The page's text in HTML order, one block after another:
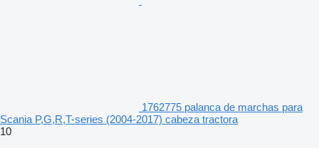
1762775 palanca de marchas para
Scania P,G,R,T-series (2004-2017) cabeza tractora
10